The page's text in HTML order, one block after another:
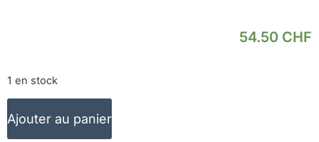
54.50 CHF
1 en stock
Ajouter au panier